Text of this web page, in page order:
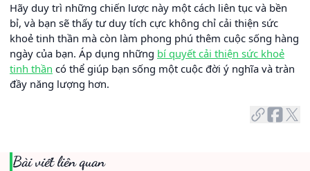
Hãy duy trì những chiến lược này một cách liên tục và bền
bỉ, và bạn sẽ thấy tư duy tích cực không chỉ cải thiện sức
khoẻ tinh thần mà còn làm phong phú thêm cuộc sống hàng
ngày của bạn. Áp dụng những bí quyết cải thiện sức khoẻ
tinh thần có thể giúp bạn sống một cuộc đời ý nghĩa và tràn
đầy năng lượng hơn.
Bài viết liên quan